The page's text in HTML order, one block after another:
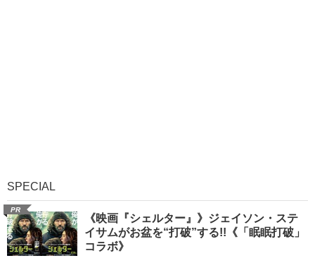
SPECIAL
PR
《映画『シェルター』》ジェイソン・ステ
イサムがお盆を“打破”する!!《「眠眠打破」
コラボ》